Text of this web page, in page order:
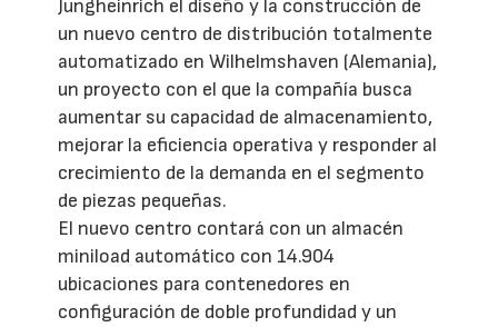
Jungheinrich el diseño y la construcción de
un nuevo centro de distribución totalmente
automatizado en Wilhelmshaven (Alemania),
un proyecto con el que la compañía busca
aumentar su capacidad de almacenamiento,
mejorar la eficiencia operativa y responder al
crecimiento de la demanda en el segmento
de piezas pequeñas.
El nuevo centro contará con un almacén
miniload automático con 14.904
ubicaciones para contenedores en
configuración de doble profundidad y un